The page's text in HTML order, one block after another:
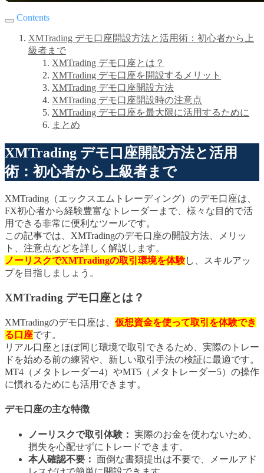
Contents
XMTrading デモ口座開設方法と活用術：初心者から上
級者まで
XMTrading デモ口座とは？
XMTrading デモ口座を開設するメリット
XMTrading デモ口座開設方法
XMTrading デモ口座開設時の注意点
XMTrading デモ口座を最大限に活用するために
まとめ
XMTrading デモ口座開設方法と活用
術：初心者から上級者まで
XMTrading（エックスエムトレーディング）のデモ口座は、
FX初心者から経験豊富なトレーダーまで、様々な目的で活
用できる非常に便利なツールです。
この記事では、XMTradingのデモ口座の開設方法、メリッ
ト、注意点などを詳しく解説します。
ノーリスクでXMTradingの取引環境を体験し、スキルアッ
プを目指しましょう。
XMTrading デモ口座とは？
XMTradingのデモ口座は、 仮想資金を使って取引を体験でき
る口座です。
リアル口座とほぼ同じ環境で取引できるため、実際のトレー
ドを始める前の練習や、新しい取引手法の検証に最適です。
MT4（メタトレーダー4）やMT5（メタトレーダー5）の操作
に慣れるためにも活用できます。
デモ口座の主な特徴
ノーリスクで取引体験： 実際のお金を使わないため、
損失を心配せずにトレードできます。
本人確認不要： 面倒な書類提出は不要で、メールアド